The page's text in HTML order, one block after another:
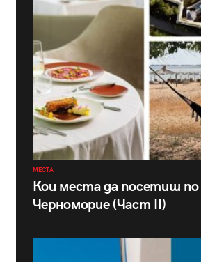
МЕСТА
Кои места да посетиш
Черноморие (Част II)